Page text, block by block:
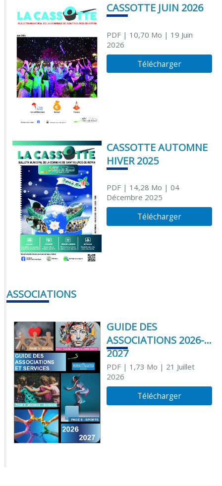
CASSOTTE JUIN 2026
PDF| 10,70 Mo | 19 Juin
2026
Télécharger
CASSOTTE AUTOMNE
HIVER 2025
PDF| 14,28 Mo | 04
Décembre 2025
Télécharger
ASSOCIATIONS
GUIDE DES
ASSOCIATIONS 2026-
2027
PDF| 1,73 Mo | 21 Juillet
2026
Télécharger